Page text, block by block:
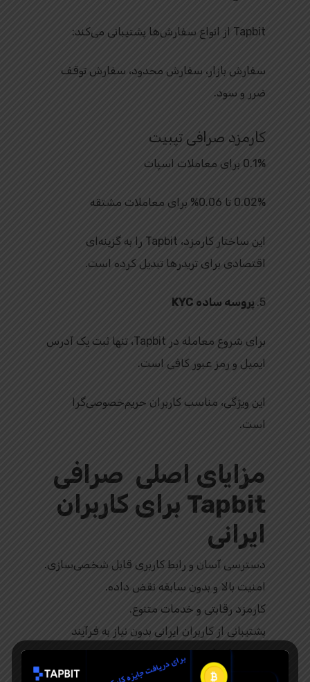
Tapbit از انواع سفارش‌ها پشتیبانی می‌کند:
سفارش بازار، سفارش محدود، سفارش توقف
ضرر و سود.
کارمزد صرافی تپبیت
0.1% برای معاملات اسپات
0.02% تا 0.06% برای معاملات مشتقه
این ساختار کارمزد، Tapbit را به گزینه‌ای
اقتصادی برای تریدرها تبدیل کرده است.
5. پروسه ساده KYC
برای شروع معامله در Tapbit، تنها ثبت یک آدرس
ایمیل و رمز عبور کافی است.
این ویژگی، مناسب کاربران حریم‌خصوصی‌گرا
است.
مزایای اصلی صرافی
Tapbit برای کاربران
ایرانی
دسترسی آسان و رابط کاربری قابل شخصی‌سازی.
امنیت بالا و بدون سابقه نقض داده.
کارمزد رقابتی و خدمات متنوع.
پشتیبانی از کاربران ایرانی بدون نیاز به فرآیند
پیچیده احراز هویت.